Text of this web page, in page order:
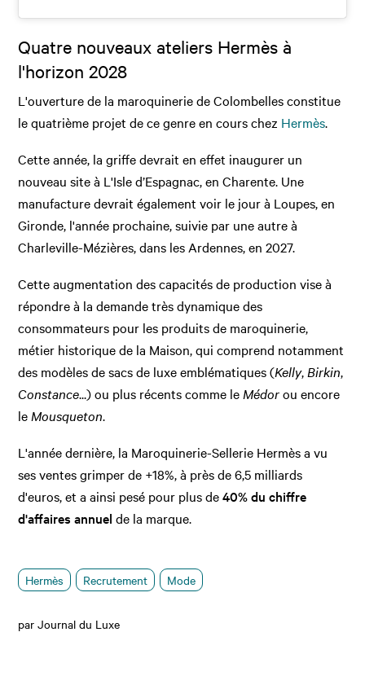
Quatre nouveaux ateliers Hermès à
l'horizon 2028
L'ouverture de la maroquinerie de Colombelles constitue
le quatrième projet de ce genre en cours chez Hermès.
Cette année, la griffe devrait en effet inaugurer un
nouveau site à L'Isle d’Espagnac, en Charente. Une
manufacture devrait également voir le jour à Loupes, en
Gironde, l'année prochaine, suivie par une autre à
Charleville-Mézières, dans les Ardennes, en 2027.
Cette augmentation des capacités de production vise à
répondre à la demande très dynamique des
consommateurs pour les produits de maroquinerie,
métier historique de la Maison, qui comprend notamment
des modèles de sacs de luxe emblématiques (Kelly, Birkin,
Constance...) ou plus récents comme le Médorou encore
le Mousqueton.
L'année dernière, la Maroquinerie-Sellerie Hermès a vu
ses ventes grimper de +18%, à près de 6,5 milliards
d'euros, et a ainsi pesé pour plus de40% du chiffre
d'affaires annuel de la marque.
Hermès Recrutement Mode
par Journal du Luxe